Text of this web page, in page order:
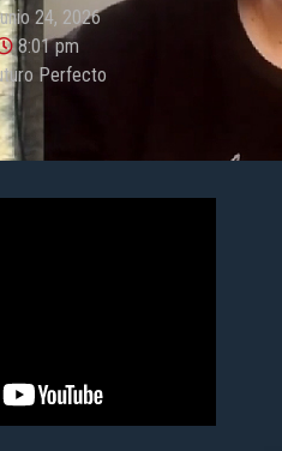
24, 2026
8:01 pm
Perfecto